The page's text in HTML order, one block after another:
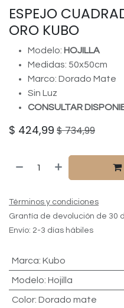
ESPEJO
ORO KUBO
Modelo: HOJILLA
Medidas: 50x50cm
Marco: Dorado Mate
Sin Luz
CONSULTAR
$ 424,99 $734,99
Términos y condiciones
Grantía de devolución de 30
Envío: 2-3 días hábiles
Marca: Kubo
Modelo: Hojilla
Color: Dorado mate